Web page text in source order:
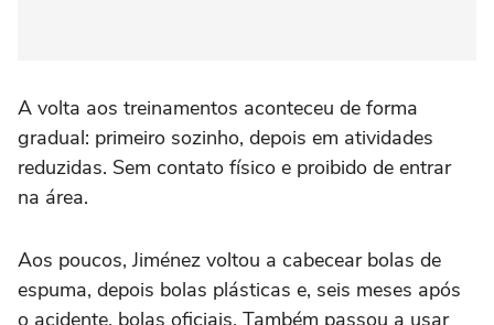
A volta aos treinamentos aconteceu de forma
gradual: primeiro sozinho, depois em atividades
reduzidas. Sem contato físico e proibido de entrar
na área.
Aos poucos, Jiménez voltou a cabecear bolas de
espuma, depois bolas plásticas e, seis meses após
o acidente, bolas oficiais. Também passou a usar